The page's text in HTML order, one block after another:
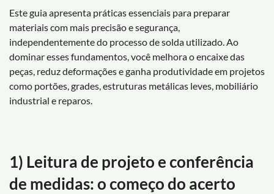
Este guia apresenta práticas essenciais para preparar
materiais com mais precisão e segurança,
independentemente do processo de solda utilizado. Ao
dominar esses fundamentos, você melhora o encaixe das
peças, reduz deformações e ganha produtividade em projetos
como portões, grades, estruturas metálicas leves, mobiliário
industrial e reparos.
1) Leitura de projeto e conferência
de medidas: o começo do acerto